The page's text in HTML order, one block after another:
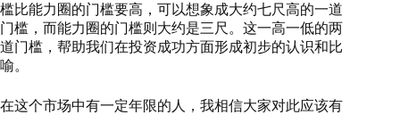
槛比能力圈的门槛要高，可以想象成大约七尺高的一道
门槛，而能力圈的门槛则大约是三尺。这一高一低的两
道门槛，帮助我们在投资成功方面形成初步的认识和比
喻。
在这个市场中有一定年限的人，我相信大家对此应该有